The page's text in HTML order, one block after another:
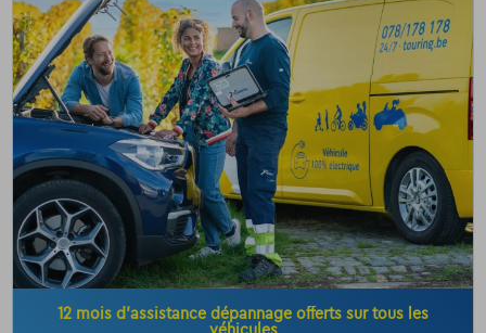
12 mois d’assistance dépannage offerts sur tous les
véhicules